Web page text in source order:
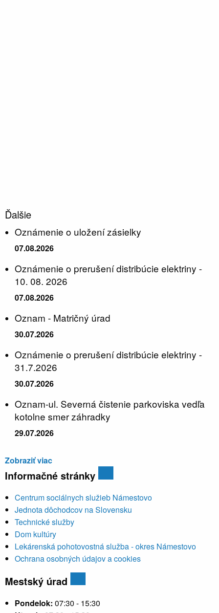
Ďalšie
Oznámenie o uložení zásielky
07.08.2026
Oznámenie o prerušení distribúcie elektriny -
10. 08. 2026
07.08.2026
Oznam - Matričný úrad
30.07.2026
Oznámenie o prerušení distribúcie elektriny -
31.7.2026
30.07.2026
Oznam-ul. Severná čistenie parkoviska vedľa
kotolne smer záhradky
29.07.2026
Zobraziť viac
Informačné stránky
Centrum sociálnych služieb Námestovo
Jednota dôchodcov na Slovensku
Technické služby
Dom kultúry
Lekárenská pohotovostná služba - okres Námestovo
Ochrana osobných údajov a cookies
Mestský úrad
Pondelok: 07:30 - 15:30